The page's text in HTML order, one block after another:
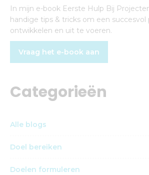
In mijn e-book Eerste Hulp Bij
handige tips & tricks om een
ontwikkelen en uit te voeren.
Vraag het e-book aan
Categorieën
Alle blogs
Doel bereiken
Doelen formuleren